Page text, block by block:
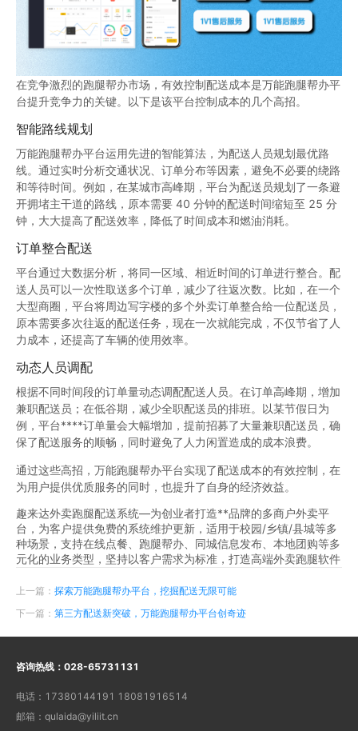
在竞争激烈的跑腿帮办市场，有效控制配送成本是万能跑腿帮办平
台提升竞争力的关键。以下是该平台控制成本的几个高招。
智能路线规划
万能跑腿帮办平台运用先进的智能算法，为配送人员规划最优路
线。通过实时分析交通状况、订单分布等因素，避免不必要的绕路
和等待时间。例如，在某城市高峰期，平台为配送员规划了一条避
开拥堵主干道的路线，原本需要 40 分钟的配送时间缩短至 25 分
钟，大大提高了配送效率，降低了时间成本和燃油消耗。
订单整合配送
平台通过大数据分析，将同一区域、相近时间的订单进行整合。配
送人员可以一次性取送多个订单，减少了往返次数。比如，在一个
大型商圈，平台将周边写字楼的多个外卖订单整合给一位配送员，
原本需要多次往返的配送任务，现在一次就能完成，不仅节省了人
力成本，还提高了车辆的使用效率。
动态人员调配
根据不同时间段的订单量动态调配配送人员。在订单高峰期，增加
兼职配送员；在低谷期，减少全职配送员的排班。以某节假日为
例，平台****订单量会大幅增加，提前招募了大量兼职配送员，确
保了配送服务的顺畅，同时避免了人力闲置造成的成本浪费。
通过这些高招，万能跑腿帮办平台实现了配送成本的有效控制，在
为用户提供优质服务的同时，也提升了自身的经济效益。
趣来达外卖跑腿配送系统—为创业者打造**品牌的多商户外卖平
台，为客户提供免费的系统维护更新，适用于校园/乡镇/县城等多
种场景，支持在线点餐、跑腿帮办、同城信息发布、本地团购等多
元化的业务类型，坚持以客户需求为标准，打造高端外卖跑腿软件
上一篇： 探索万能跑腿帮办平台，挖掘配送无限可能
下一篇： 第三方配送新突破，万能跑腿帮办平台创奇迹
咨询热线： 028-65731131
电话： 17380144191 18081916514
邮箱： qulaida@yiliit.cn